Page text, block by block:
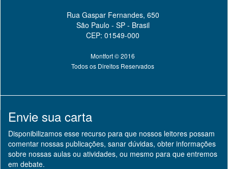
Rua Gaspar Fernandes, 650
São Paulo - SP - Brasil
CEP: 01549-000
Montfort © 2016
Todos os Direitos Reservados
Envie sua carta
Disponibilizamos esse recurso para que nossos leitores possam
comentar nossas publicações, sanar dúvidas, obter informações
sobre nossas aulas ou atividades, ou mesmo para que entremos
em debate.